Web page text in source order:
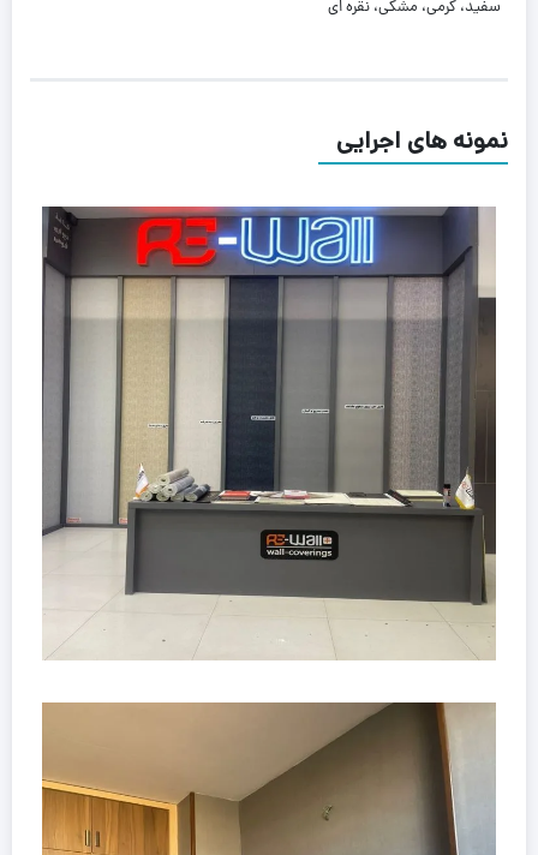
سفید، کرمی، مشکی، نقره ای
نمونه های اجرایی